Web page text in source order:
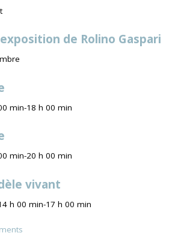
exposition de Rolino Gaspari
min-18 h 00 min
min-20 h 00 min
vivant
h 00 min-17 h 00 min